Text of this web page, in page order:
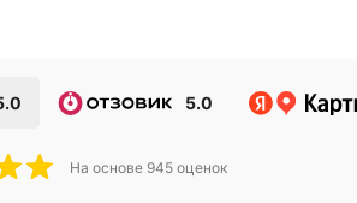
5.0
На основе 945 оценок